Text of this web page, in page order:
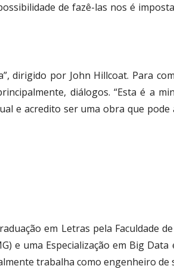
de fazê-las nos é
dirigido por John Hillcoat. Para
diálogos. “Esta é a
e acredito ser uma obra que pode
em Letras pela Faculdade
e uma Especialização em Big
trabalha como engenheiro de